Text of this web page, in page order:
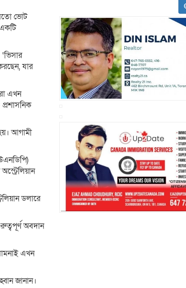
ভোট
যার
এখন
আগামী
ডলারে
অবদান
এখন
জানান।